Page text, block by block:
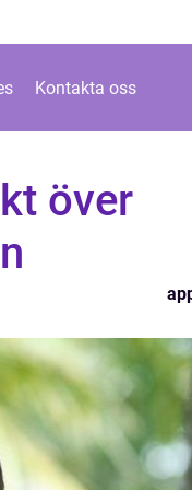
Kontakta oss
över